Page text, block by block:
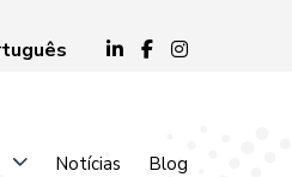
Notícias Blog